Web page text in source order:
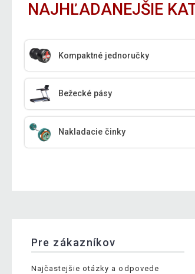
NAJHĽADANEJŠIE
Kompaktné jednoručky
Bežecké pásy
Nakladacie činky
Pre zákazníkov
Najčastejšie otázky a odpovede